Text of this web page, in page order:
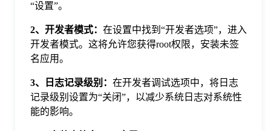
“设置”。
2、 开发者模式： 在设置中找到“开发者选项”，进入
开发者模式。这将允许您获得root权限，安装未签
名应用。
3、 日志记录级别： 在开发者调试选项中，将日志
记录级别设置为“关闭”，以减少系统日志对系统性
能的影响。